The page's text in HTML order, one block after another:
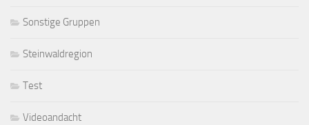
Sonstige Gruppen
Steinwaldregion
Test
Videoandacht